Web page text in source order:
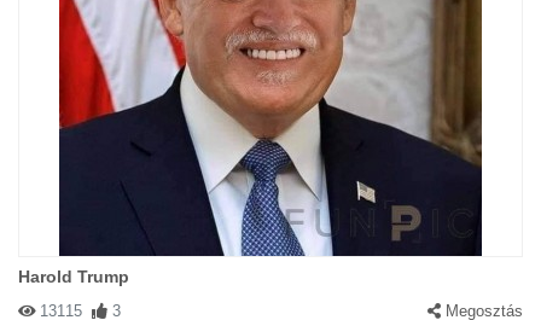
Harold Trump
13115 3 Megosztás